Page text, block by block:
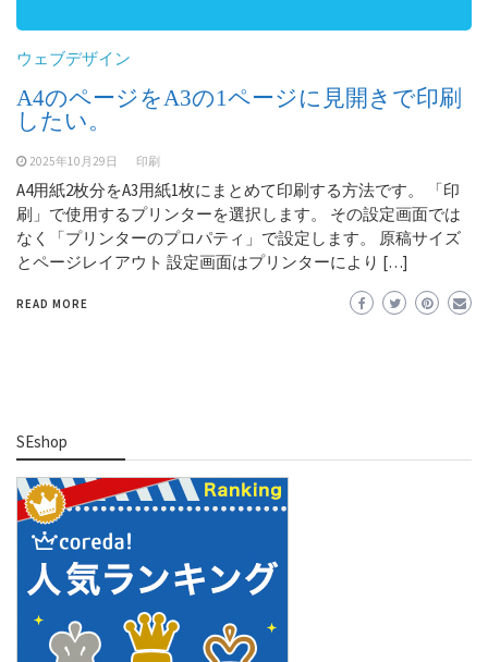
ウェブデザイン
A4のページをA3の1ページに見開きで印刷
したい。
2025年10月29日 印刷
A4用紙2枚分をA3用紙1枚にまとめて印刷する方法です。 「印
刷」で使用するプリンターを選択します。 その設定画面では
なく「プリンターのプロパティ」で設定します。 原稿サイズ
とページレイアウト 設定画面はプリンターにより […]
READ MORE
SEshop